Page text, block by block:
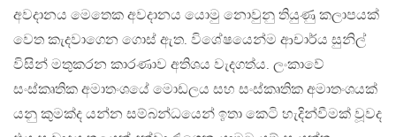
අවදානය මෙතෙක අවදානය යොමු නොවුනු තියුණු කලාපයක්
වෙත කැදවාගෙන ගොස් ඇත. විශේෂයෙන්ම ආචාර්ය සුනිල්
විසින් මතුකරන කාරණාව අතිශය වැදගත්ය. ලංකාවේ
සංස්කෘතික අමාතංශයේ මොඩලය සහ සංස්කෘතික අමාතංශයක්
යනු කුමක්ද යන්න සම්බන්ධයෙන් ඉතා කෙටි හැදින්වීමක් වූවද